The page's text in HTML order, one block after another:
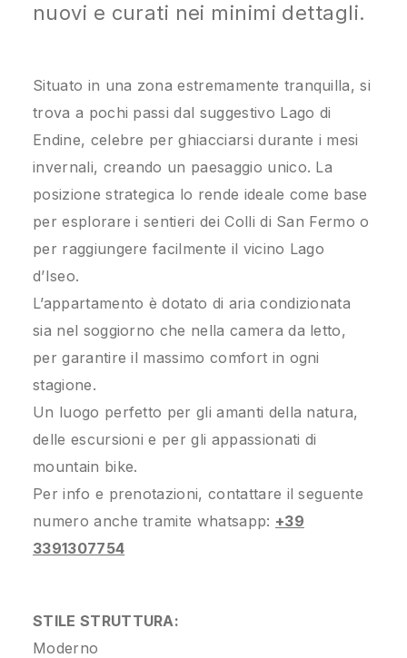
nuovi e curati nei minimi dettagli.
Situato in una zona estremamente tranquilla, si
trova a pochi passi dal suggestivo Lago di
Endine, celebre per ghiacciarsi durante i mesi
invernali, creando un paesaggio unico. La
posizione strategica lo rende ideale come base
per esplorare i sentieri dei Colli di San Fermo o
per raggiungere facilmente il vicino Lago
d’Iseo.
L’appartamento è dotato di aria condizionata
sia nel soggiorno che nella camera da letto,
per garantire il massimo comfort in ogni
stagione.
Un luogo perfetto per gli amanti della natura,
delle escursioni e per gli appassionati di
mountain bike.
Per info e prenotazioni, contattare il seguente
numero anche tramite whatsapp: +39
3391307754
STILE STRUTTURA:
Moderno